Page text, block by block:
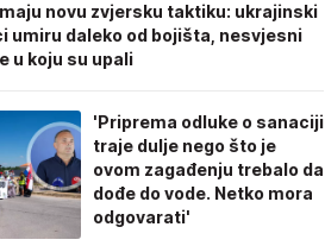
novu zvjersku taktiku: ukrajinski
umiru daleko od bojišta, nesvjesni
u koju su upali
'Priprema odluke o sanaciji
traje dulje nego što je
ovom zagađenju trebalo da
dođe do vode. Netko mora
odgovarati'